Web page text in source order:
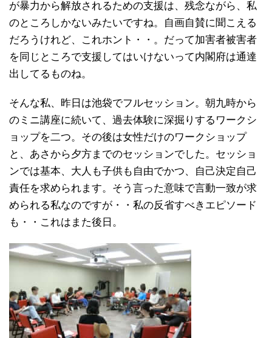
が暴力から解放されるための支援は、残念ながら、私
のところしかないみたいですね。自画自賛に聞こえる
だろうけれど、これホント・・。だって加害者被害者
を同じところで支援してはいけないって内閣府は通達
出してるものね。
そんな私、昨日は池袋でフルセッション。朝九時から
のミニ講座に続いて、過去体験に深掘りするワークシ
ョップを二つ。その後は女性だけのワークショップ
と、あさから夕方までのセッションでした。セッショ
ンでは基本、大人も子供も自由でかつ、自己決定自己
責任を求められます。そう言った意味で言動一致が求
められる私なのですが・・私の反省すべきエピソード
も・・これはまた後日。